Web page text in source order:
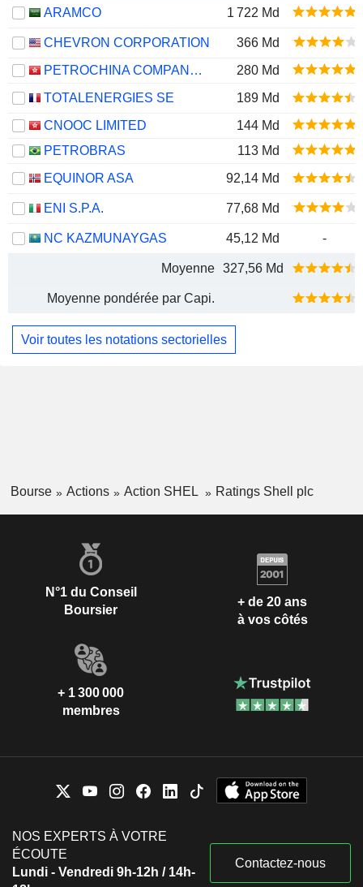
ARAMCO 1 722 Md
CHEVRON CORPORATION
366 Md
PETROCHINA COMPANY LIMITED
280 Md
TOTALENERGIES SE
189 Md
CNOOC LIMITED
144 Md
PETROBRAS
113 Md
EQUINOR ASA
92,14 Md
ENI S.P.A. 77,68 Md
NC KAZMUNAYGAS 45,12 Md -
Moyenne 327,56 Md
Moyenne pondérée par Capi.
Voir toutes les notations sectorielles
Bourse Actions Action SHEL Ratings Shell plc
N°1 du Conseil
Boursier
+ de 20 ans
à vos côtés
+ 1 300 000
membres
NOS EXPERTS À VOTRE
ÉCOUTE
Lundi - Vendredi 9h-12h / 14h-
Contactez-nous